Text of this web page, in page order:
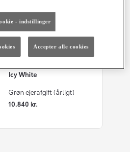
180 HK
Geartype
Automatisk gearkasse
Icy White
Grøn ejerafgift (årligt)
10.840 kr.
- indstillinger
Accepter alle cookies